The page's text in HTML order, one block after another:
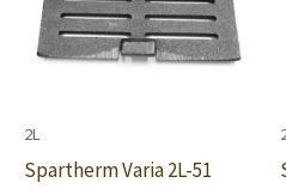
2L
Spartherm Varia 2L-51